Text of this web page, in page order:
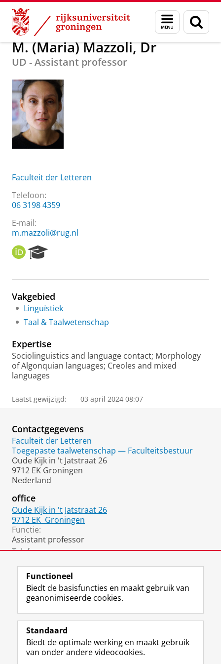
Skip
Content
Skip
Navigation
Menu
en
zoeken
Over ons M. (Maria) Mazzoli, Dr
M. (Maria) Mazzoli, Dr
UD - Assistant professor
Faculteit der Letteren
Telefoon:
06 3198 4359
E-mail:
m.mazzoli@rug.nl
O
R
I
e
r
c
h
r
t
a
l
Vakgebied
Linguïstiek
Taal & Taalwetenschap
Expertise
Sociolinguistics and language contact; Morphology
of Algonquian languages; Creoles and mixed
languages
Laatst gewijzigd: 03 april 2024 08:07
Contactgegevens
Faculteit der Letteren
Toegepaste taalwetenschap — Faculteitsbestuur
Oude Kijk in 't Jatstraat 26
9712 EK Groningen
Nederland
office
Oude Kijk in 't Jatstraat 26
9712 EK Groningen
Functie:
Assistant professor
Telefoon:
Volg de RUG
F
a
e
b
L
i
k
e
R
S
-
f
I
n
t
Y
o
T
Studiekiezers
Functioneel
Biedt de basisfuncties en maakt gebruik van
geanonimiseerde cookies.
Standaard
Biedt de optimale werking en maakt gebruik
van onder andere videocookies.